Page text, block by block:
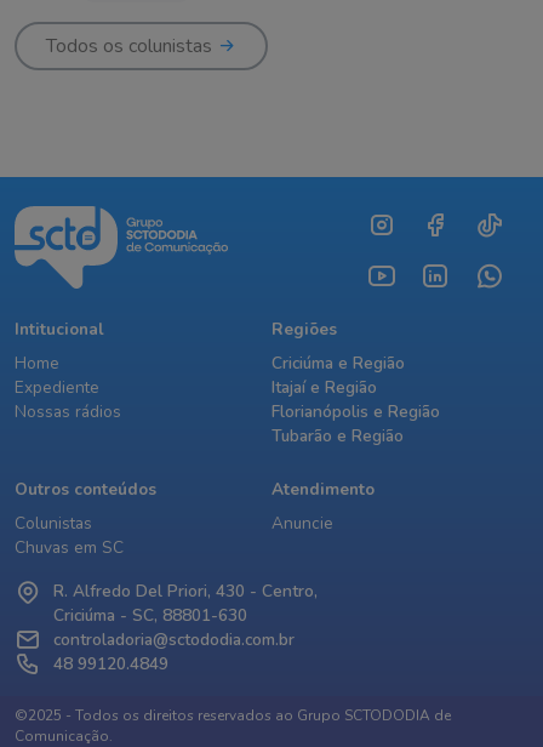
Todos os colunistas
Intitucional
Home
Expediente
Nossas rádios
Regiões
Criciúma e Região
Itajaí e Região
Florianópolis e Região
Tubarão e Região
Outros conteúdos
Colunistas
Chuvas em SC
Atendimento
Anuncie
R. Alfredo Del Priori, 430 - Centro,
Criciúma - SC, 88801-630
controladoria@sctododia.com.br
48 99120.4849
©2025 - Todos os direitos reservados ao Grupo SCTODODIA de
Comunicação.